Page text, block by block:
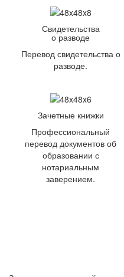
Свидетельства
о разводе
Перевод свидетельства о
разводе.
Зачетные книжки
Профессиональный
перевод документов об
образовании с
нотариальным
заверением.